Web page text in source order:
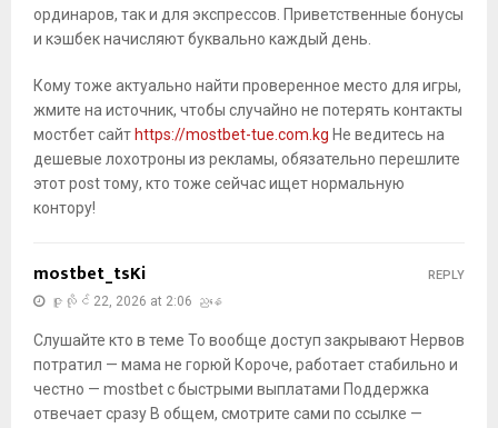
ординаров, так и для экспрессов. Приветственные бонусы
и кэшбек начисляют буквально каждый день.
Кому тоже актуально найти проверенное место для игры,
жмите на источник, чтобы случайно не потерять контакты
мостбет сайт https://mostbet-tue.com.kg Не ведитесь на
дешевые лохотроны из рекламы, обязательно перешлите
этот post тому, кто тоже сейчас ищет нормальную
контору!
mostbet_tsKi
ဇူလိုင် 22, 2026 at 2:06 ညနေ
Слушайте кто в теме То вообще доступ закрывают Нервов
потратил — мама не горюй Короче, работает стабильно и
честно — mostbet с быстрыми выплатами Поддержка
отвечает сразу В общем, смотрите сами по ссылке —
REPLY